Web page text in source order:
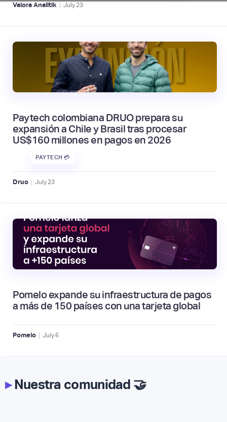
Valora Analitik | July 23
Paytech colombiana DRUO prepara su
expansión a Chile y Brasil tras procesar
US$160 millones en pagos en 2026
PAYTECH 💳
Druo | July 23
Pomelo expande su infraestructura de pagos
a más de 150 países con una tarjeta global
Pomelo | July6
▸Nuestra comunidad 🤝